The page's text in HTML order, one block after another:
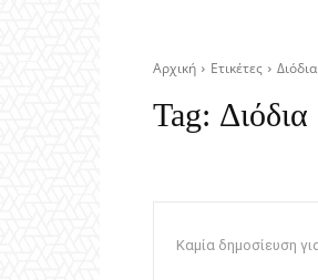
Αρχική Ετικέτες
Tag:
Καμία δημοσίευση